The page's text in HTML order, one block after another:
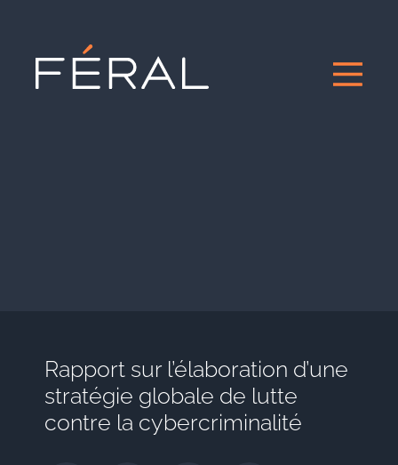
Rapport sur l’élaboration d’une
stratégie globale de lutte
contre la cybercriminalité